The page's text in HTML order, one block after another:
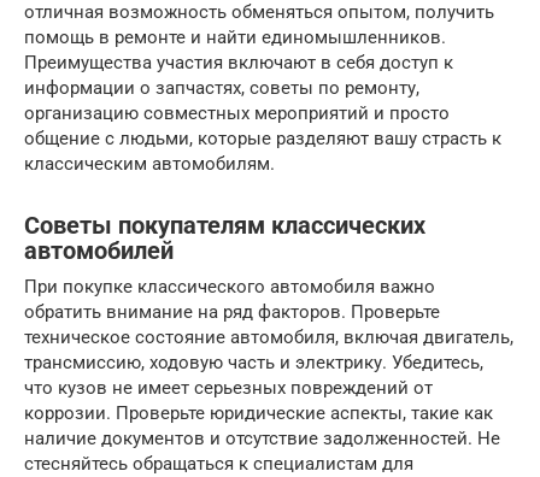
отличная возможность обменяться опытом, получить
помощь в ремонте и найти единомышленников.
Преимущества участия включают в себя доступ к
информации о запчастях, советы по ремонту,
организацию совместных мероприятий и просто
общение с людьми, которые разделяют вашу страсть к
классическим автомобилям.
Советы покупателям классических
автомобилей
При покупке классического автомобиля важно
обратить внимание на ряд факторов. Проверьте
техническое состояние автомобиля, включая двигатель,
трансмиссию, ходовую часть и электрику. Убедитесь,
что кузов не имеет серьезных повреждений от
коррозии. Проверьте юридические аспекты, такие как
наличие документов и отсутствие задолженностей. Не
стесняйтесь обращаться к специалистам для